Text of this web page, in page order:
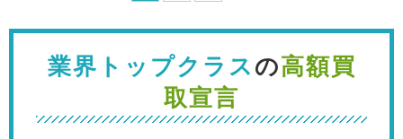
業界トップクラス の高額買
取宣言